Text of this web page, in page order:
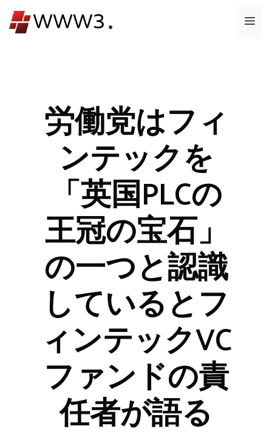
ン
メ
労働党はフィ
ンテックを
「英国PLCの
王冠の宝石」
の一つと認識
しているとフ
ィンテックVC
ファンドの責
任者が語る